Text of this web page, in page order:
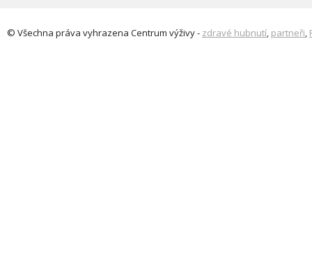
© Všechna práva vyhrazena Centrum výživy- zdravé hubnutí, partneři,